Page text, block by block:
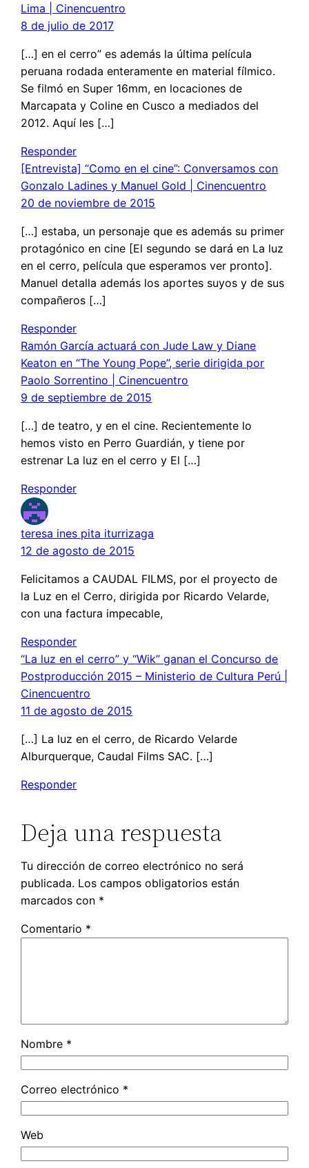
Lima | Cinencuentro
8 de julio de 2017
[…] en el cerro” es además la última película
peruana rodada enteramente en material fílmico.
Se filmó en Super 16mm, en locaciones de
Marcapata y Coline en Cusco a mediados del
2012. Aquí les […]
Responder
[Entrevista] “Como en el cine”: Conversamos con
Gonzalo Ladines y Manuel Gold | Cinencuentro
20 de noviembre de 2015
[…] estaba, un personaje que es además su primer
protagónico en cine [El segundo se dará en La luz
en el cerro, película que esperamos ver pronto].
Manuel detalla además los aportes suyos y de sus
compañeros […]
Responder
Ramón García actuará con Jude Law y Diane
Keaton en “The Young Pope”, serie dirigida por
Paolo Sorrentino | Cinencuentro
9 de septiembre de 2015
[…] de teatro, y en el cine. Recientemente lo
hemos visto en Perro Guardián, y tiene por
estrenar La luz en el cerro y El […]
Responder
teresa ines pita iturrizaga
12 de agosto de 2015
Felicitamos a CAUDAL FILMS, por el proyecto de
la Luz en el Cerro, dirigida por Ricardo Velarde,
con una factura impecable,
Responder
“La luz en el cerro” y “Wik” ganan el Concurso de
Postproducción 2015 – Ministerio de Cultura Perú |
Cinencuentro
11 de agosto de 2015
[…] La luz en el cerro, de Ricardo Velarde
Alburquerque, Caudal Films SAC. […]
Responder
Deja una respuesta
Tu dirección de correo electrónico no será
publicada. Los campos obligatorios están
marcados con *
Comentario *
Nombre *
Correo electrónico *
Web